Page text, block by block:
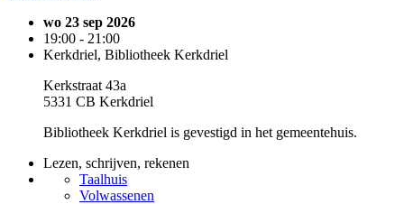
wo 23 sep 2026
19:00 - 21:00
Kerkdriel, Bibliotheek Kerkdriel
Kerkstraat 43a
5331 CB Kerkdriel
Bibliotheek Kerkdriel is gevestigd in het gemeentehuis.
Lezen, schrijven, rekenen
Taalhuis
Volwassenen